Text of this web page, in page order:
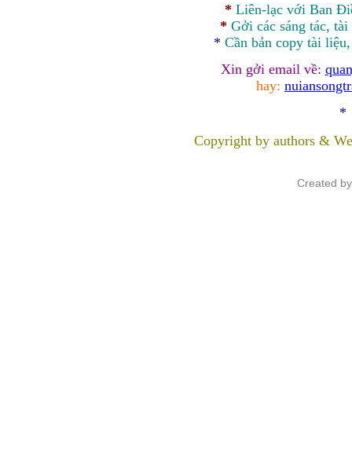
* Liên-lạc với Ban
* Gởi các sáng tác,
* Cần bản copy tài
Xin gởi email về:
hay:
*
Copyright by authors &
Created